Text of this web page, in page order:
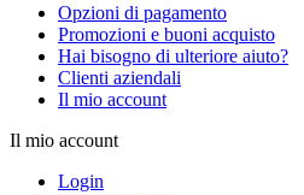
Opzioni di pagamento
Promozioni e buoni acquisto
Hai bisogno di ulteriore aiuto?
Clienti aziendali
Il mio account
Il mio account
Login